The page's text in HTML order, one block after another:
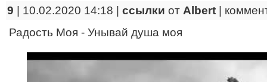
9 | 10.02.2020 14:18 | ссылки от Albert
Радость Моя - Унывай душа моя